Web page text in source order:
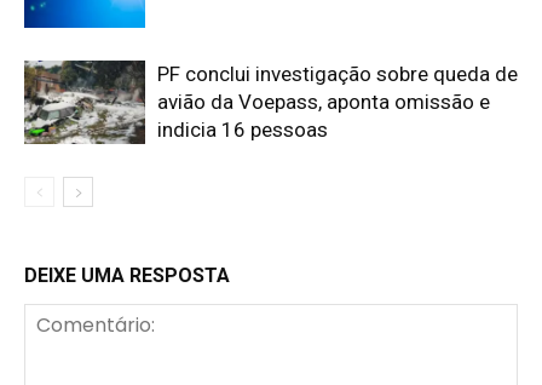
PF conclui investigação sobre queda de
avião da Voepass, aponta omissão e
indicia 16 pessoas
DEIXE UMA RESPOSTA